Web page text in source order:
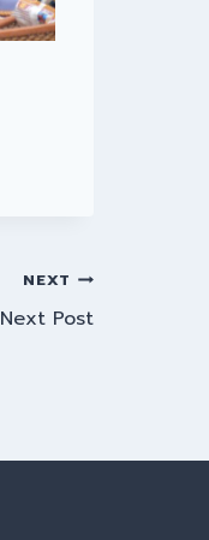
NEXT
Next Post